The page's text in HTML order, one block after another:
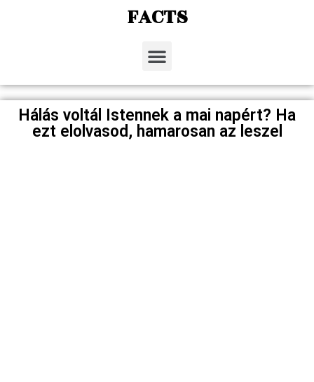
FACTS
Hálás voltál Istennek a mai napért? Ha
ezt elolvasod, hamarosan az leszel